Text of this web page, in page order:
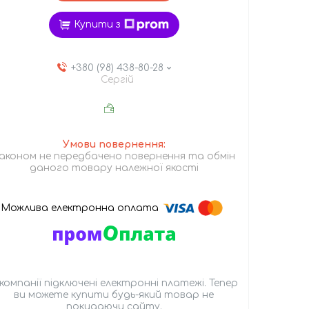
Купити з
+380 (98) 438-80-28
Сергій
не передбачено повернення та обмін
даного товару належної якості
підключені електронні платежі. Тепер
ви можете купити будь-який товар не
покидаючи сайту.